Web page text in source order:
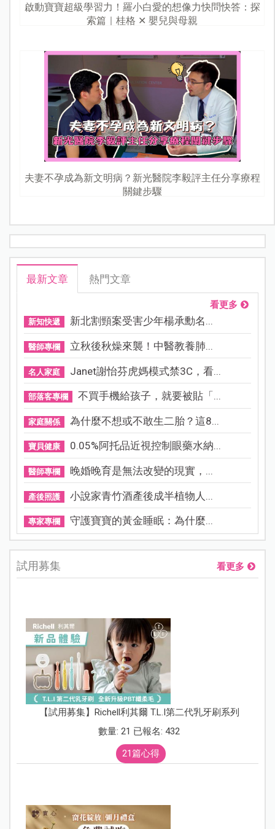
啟動寶寶超級學習力！羅小白愛的想像力快問快答：探
索篇｜桂格 ✕ 嬰兒與母親
夫妻不孕成為新文明病？新光醫院李毅評主任分享療程
關鍵步驟
最新文章 熱門文章
看更多
新知快遞 新北割頸案受害少年楊承勳名...
醫師專欄 立秋後秋燥來襲！中醫教養肺...
名人家庭 Janet謝怡芬虎媽模式禁3C，看...
部落客專欄 不買手機給孩子，就要被貼「...
家庭關係 為什麼不想或不敢生二胎？這8...
寶貝健康 0.05%阿托品近視控制眼藥水納...
醫師專欄 晚婚晚育是無法改變的現實，...
產後照護 小說家青竹酒產後成半植物人...
專家專欄 守護寶寶的黃金睡眠：為什麼...
試用募集 看更多
【試用募集】Richell利其爾 T.L.I第二代乳牙刷系列
數量: 21 已報名: 432
21篇心得